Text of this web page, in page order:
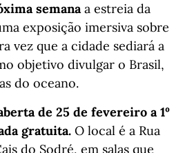
semanaa estreia da
exposição imersiva sobre
vez que a cidade sediará a
objetivo divulgar o Brasil,
do oceano.
de 25 de fevereiro a 1º
gratuita. O local é a Rua
do Sodré, em salas que